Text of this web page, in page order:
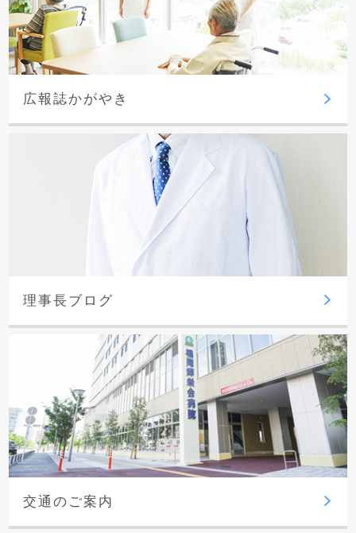
広報誌かがやき
理事長ブログ
交通のご案内